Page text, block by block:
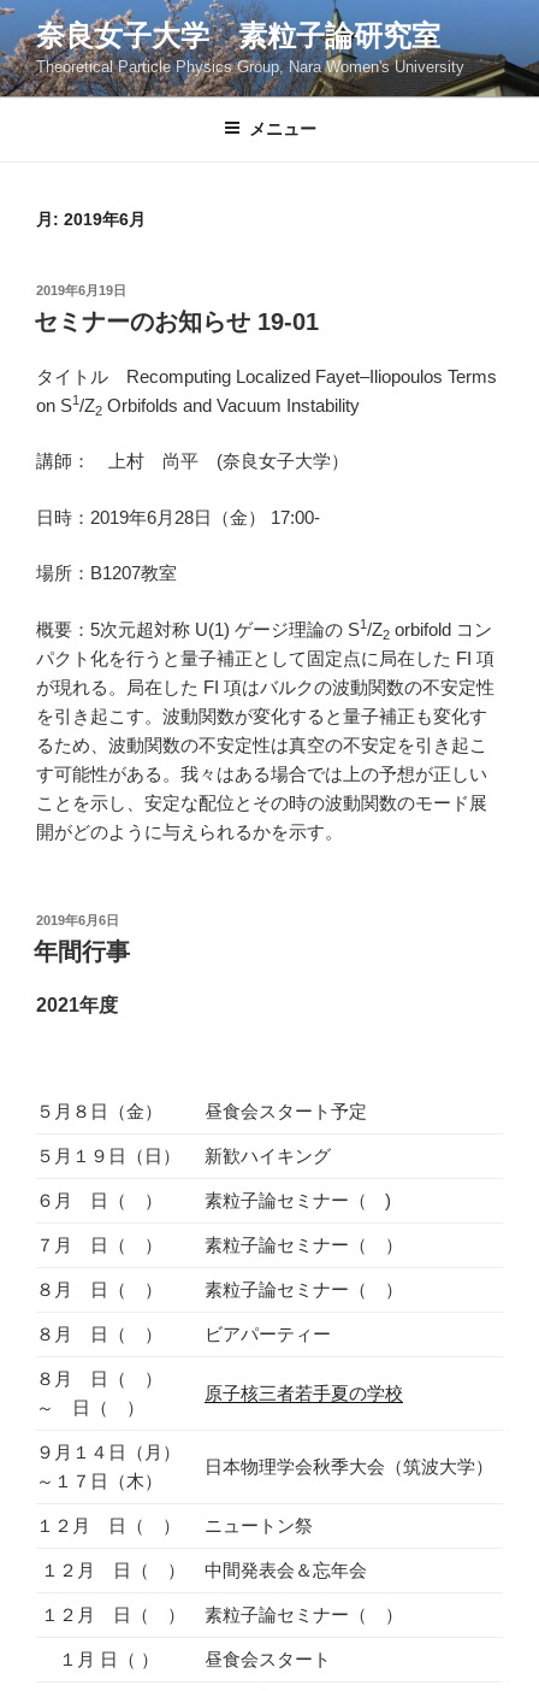
コ
ン
テ
ン
奈良女子大学 素粒子論研究室
Theoretical Particle Physics Group, Nara Women's University
メニュー
月: 2019年6月
投
稿
日:
2019年6月19日
セミナーのお知らせ 19-01
タイトル Recomputing Localized Fayet–Iliopoulos Terms
on S1/Z2 Orbifolds and Vacuum Instability
講師： 上村 尚平 (奈良女子大学）
日時：2019年6月28日（金） 17:00-
場所：B1207教室
概要：5次元超対称 U(1) ゲージ理論の S1/Z2 orbifold コン
パクト化を行うと量子補正として固定点に局在した FI 項
が現れる。局在した FI 項はバルクの波動関数の不安定性
を引き起こす。波動関数が変化すると量子補正も変化す
るため、波動関数の不安定性は真空の不安定を引き起こ
す可能性がある。我々はある場合では上の予想が正しい
ことを示し、安定な配位とその時の波動関数のモード展
開がどのように与えられるかを示す。
投
稿
日:
2019年6月6日
年間行事
2021年度
５月８日（金） 昼食会スタート予定
５月１９日（日） 新歓ハイキング
６月 日（ ） 素粒子論セミナー（ )
７月 日（ ） 素粒子論セミナー（ ）
８月 日（ ） 素粒子論セミナー（ ）
８月 日（ ） ビアパーティー
８月 日（ ）
～ 日（ ）
原子核三者若手夏の学校
９月１４日（月）
～１７日（木）
日本物理学会秋季大会（筑波大学）
１２月 日（ ） ニュートン祭
１２月 日（ ） 中間発表会＆忘年会
１２月 日（ ） 素粒子論セミナー（ ）
１月 日（ ） 昼食会スタート